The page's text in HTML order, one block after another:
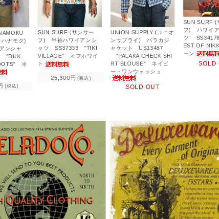
ナモク)
ンシャ
"DUK
ネ
(税込)
SUN SURF (サンサー
フ) 半袖ハワイアンシ
ャツ SS37333 "TIKI
VILLAGE" オフホワイ
ト
25,300円 (税込)
UNION SUPPLY (ユニオ
ンサプライ) パラカジ
ャケット US13487
"PALAKA CHECK SHI
RT BLOUSE" ネイビ
ー・ワンウォッシュ
SOLD OUT
SUN SURF (
フ) ハワイ
ツ
EST OF
ーン
SOLD